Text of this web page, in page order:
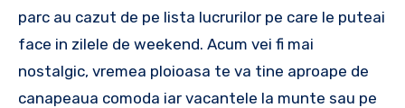
parc au cazut de pe lista lucrurilor pe care le puteai
face in zilele de weekend. Acum vei fi mai
nostalgic, vremea ploioasa te va tine aproape de
canapeaua comoda iar vacantele la munte sau pe